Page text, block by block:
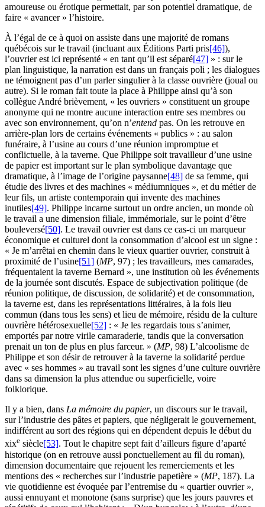
amoureuse ou érotique permettait, par son potentiel dramatique, de
faire « avancer » l’histoire.
À l’égal de ce à quoi on assiste dans une majorité de romans
québécois sur le travail (incluant aux Éditions Parti pris[46]),
l’ouvrier est ici représenté « en tant qu’il est séparé[47] » : sur le
plan linguistique, la narration est dans un français poli ; les dialogues
ne témoignent pas d’un parler singulier à la classe ouvrière (joual ou
autre). Si le roman fait toute la place à Philippe ainsi qu’à son
collègue André brièvement, « les ouvriers » constituent un groupe
anonyme qui ne montre aucune interaction entre ses membres ou
avec son environnement, qu’on n’entend pas. On les retrouve en
arrière-plan lors de certains événements « publics » : au salon
funéraire, à l’usine au cours d’une réunion impromptue et
conflictuelle, à la taverne. Que Philippe soit travailleur d’une usine
de papier est important sur le plan symbolique davantage que
dramatique, à l’image de l’origine paysanne[48] de sa femme, qui
étudie des livres et des machines « médiumniques », et du métier de
leur fils, un artiste contemporain qui invente des machines
inutiles[49]. Philippe incarne surtout un ordre ancien, un monde où
le travail a une dimension filiale, immémoriale, sur le point d’être
bouleversé[50]. Le travail ouvrier est dans ce cas-ci un marqueur
économique et culturel dont la consommation d’alcool est un signe :
« Je m’arrêtai en chemin dans le vieux quartier ouvrier, construit à
proximité de l’usine[51] (MP, 97) ; les travailleurs, mes camarades,
fréquentaient la taverne Bernard », une institution où les événements
de la journée sont discutés. Espace de subjectivation politique (de
réunion politique, de discussion, de solidarité) et de consommation,
la taverne est, dans les représentations littéraires, à la fois lieu
commun (dans tous les sens) et lieu de mémoire, résidu de la culture
ouvrière hétérosexuelle[52] : « Je les regardais tous s’animer,
emportés par notre virile camaraderie, tandis que la conversation
prenait un ton de plus en plus farceur. » (MP, 98) L’alcoolisme de
Philippe et son désir de retrouver à la taverne la solidarité perdue
avec « ses hommes » au travail sont les signes d’une culture ouvrière
dans sa dimension la plus attendue ou superficielle, voire
folklorique.
Il y a bien, dans La mémoire du papier, un discours sur le travail,
sur l’industrie des pâtes et papiers, que négligerait le gouvernement,
indifférent au sort des régions qui en dépendent depuis le début du
xixe siècle[53]. Tout le chapitre sept fait d’ailleurs figure d’aparté
historique (on en retrouve aussi ponctuellement au fil du roman),
dimension documentaire que rejouent les remerciements et les
mentions des « recherches sur l’industrie papetière » (MP, 187). La
vie quotidienne est évoquée par l’entremise du « quartier ouvrier »,
aussi ennuyant et monotone (sans surprise) que les jours pauvres et